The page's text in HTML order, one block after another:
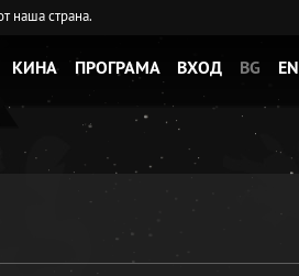
наша страна.
КИНА ПРОГРАМА ВХОД BG EN